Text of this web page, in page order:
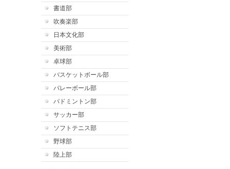
書道部
吹奏楽部
日本文化部
美術部
卓球部
バスケットボール部
バレーボール部
バドミントン部
サッカー部
ソフトテニス部
野球部
陸上部